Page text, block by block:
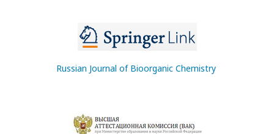
Russian Journal of Bioorganic Chemistry